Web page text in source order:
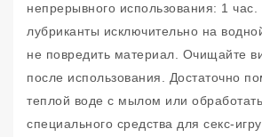
непрерывного использования: 1 час.
лубриканты исключительно на
не повредить материал. Очищайте
после использования. Достаточно
теплой воде с мылом или
специального средства для секс-